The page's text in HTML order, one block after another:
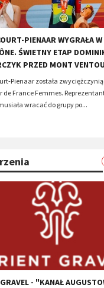
PIENAAR WYGRAŁA
ŚWIETNY ETAP
PRZED MONT
Pienaar została
de France Femmes.
wracać do grupy po...
- "KANAŁ